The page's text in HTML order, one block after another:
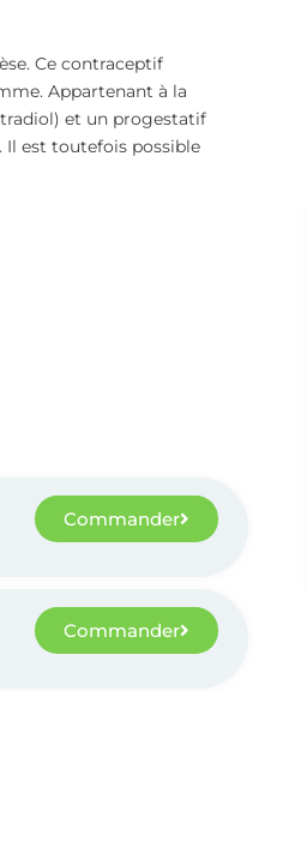
Ce contraceptif
Appartenant à la
et un progestatif
Il est toutefois possible
Commander
Commander